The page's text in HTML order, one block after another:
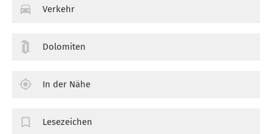
Verkehr
Dolomiten
In der Nähe
Lesezeichen